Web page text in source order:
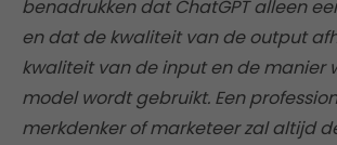
benadrukken dat ChatGPT alleen
en dat de kwaliteit van de output
kwaliteit van de input en de manier
model wordt gebruikt. Een
merkdenker of marketeer zal altijd